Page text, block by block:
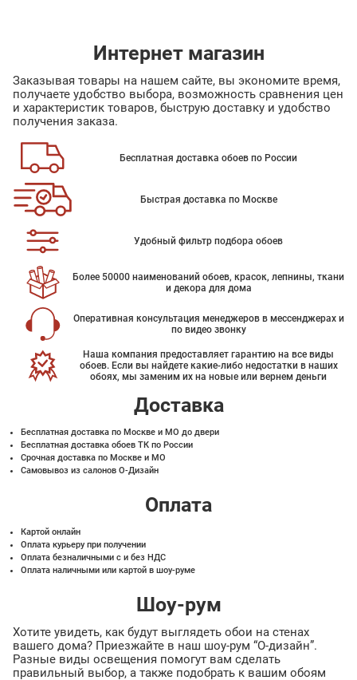
Интернет магазин
Заказывая товары на нашем сайте, вы экономите время,
получаете удобство выбора, возможность сравнения цен
и характеристик товаров, быструю доставку и удобство
получения заказа.
Бесплатная доставка обоев по России
Быстрая доставка по Москве
Удобный фильтр подбора обоев
Более 50000 наименований обоев, красок, лепнины, ткани
и декора для дома
Оперативная консультация менеджеров в мессенджерах и
по видео звонку
Наша компания предоставляет гарантию на все виды
обоев. Если вы найдете какие-либо недостатки в наших
обоях, мы заменим их на новые или вернем деньги
Доставка
Бесплатная доставка по Москве и МО до двери
Бесплатная доставка обоев ТК по России
Срочная доставка по Москве и МО
Самовывоз из салонов О-Дизайн
Оплата
Картой онлайн
Оплата курьеру при получении
Оплата безналичными с и без НДС
Оплата наличными или картой в шоу-руме
Шоу-рум
Хотите увидеть, как будут выглядеть обои на стенах
вашего дома? Приезжайте в наш шоу-рум “О-дизайн”.
Разные виды освещения помогут вам сделать
правильный выбор, а также подобрать к вашим обоям